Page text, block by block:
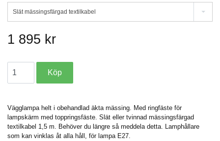
Slät mässingsfärgad textilkabel
1 895 kr
Vägglampa helt i obehandlad äkta mässing. Med ringfäste för
lampskärm med toppringsfäste. Slät eller tvinnad mässingsfärgad
textilkabel 1,5 m. Behöver du längre så meddela detta. Lamphållare
som kan vinklas åt alla håll, för lampa E27.